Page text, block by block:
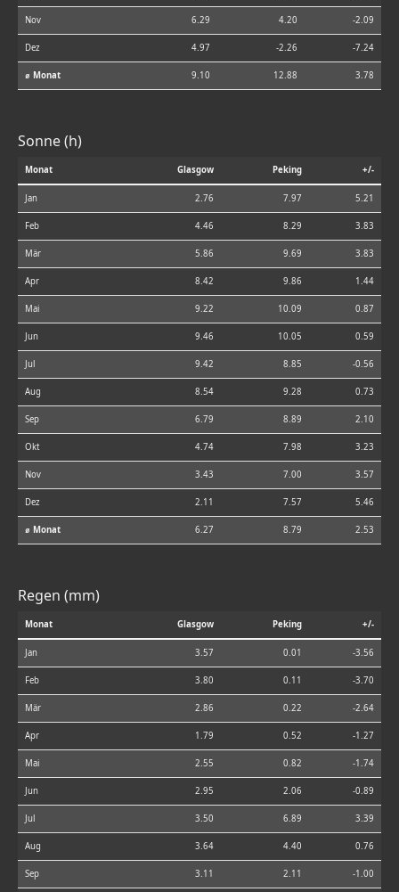
Nov 6.29 4.20 -2.09
Dez 4.97 -2.26 -7.24
⌀ Monat 9.10 12.88 3.78
Sonne (h)
Monat Glasgow Peking +/-
Jan 2.76 7.97 5.21
Feb 4.46 8.29 3.83
Mär 5.86 9.69 3.83
Apr 8.42 9.86 1.44
Mai 9.22 10.09 0.87
Jun 9.46 10.05 0.59
Jul 9.42 8.85 -0.56
Aug 8.54 9.28 0.73
Sep 6.79 8.89 2.10
Okt 4.74 7.98 3.23
Nov 3.43 7.00 3.57
Dez 2.11 7.57 5.46
⌀ Monat 6.27 8.79 2.53
Regen (mm)
Monat Glasgow Peking +/-
Jan 3.57 0.01 -3.56
Feb 3.80 0.11 -3.70
Mär 2.86 0.22 -2.64
Apr 1.79 0.52 -1.27
Mai 2.55 0.82 -1.74
Jun 2.95 2.06 -0.89
Jul 3.50 6.89 3.39
Aug 3.64 4.40 0.76
Sep 3.11 2.11 -1.00